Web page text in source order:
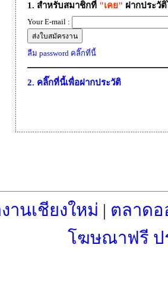
1. สำหรับสมาชิกที่ "เคย" ฝากประวัติ
Your E-mail :
ลืม password คลิ๊กที่นี้
2. คลิ๊กที่นี้เพื่อฝากประวัติ
านเชียงใหม่ | ตลาด
โฆษณาฟรี ป